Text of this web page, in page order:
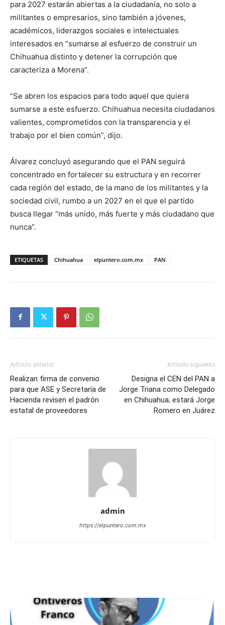
para 2027 estarán abiertas a la ciudadanía, no solo a
militantes o empresarios, sino también a jóvenes,
académicos, liderazgos sociales e intelectuales
interesados en “sumarse al esfuerzo de construir un
Chihuahua distinto y detener la corrupción que
caracteriza a Morena”.
“Se abren los espacios para todo aquel que quiera
sumarse a este esfuerzo. Chihuahua necesita ciudadanos
valientes, comprometidos con la transparencia y el
trabajo por el bien común”, dijo.
Álvarez concluyó asegurando que el PAN seguirá
concentrado en fortalecer su estructura y en recorrer
cada región del estado, de la mano de los militantes y la
sociedad civil, rumbo a un 2027 en el que el partido
busca llegar “más unido, más fuerte y más ciudadano que
nunca”.
ETIQUETAS Chihuahua elpuntero.com.mx PAN
Artículo anterior
Realizan firma de convenio
para que ASE y Secretaría de
Hacienda revisen el padrón
estatal de proveedores
Artículo siguiente
Designa el CEN del PAN a
Jorge Triana como Delegado
en Chihuahua; estará Jorge
Romero en Juárez
admin
https://elpuntero.com.mx